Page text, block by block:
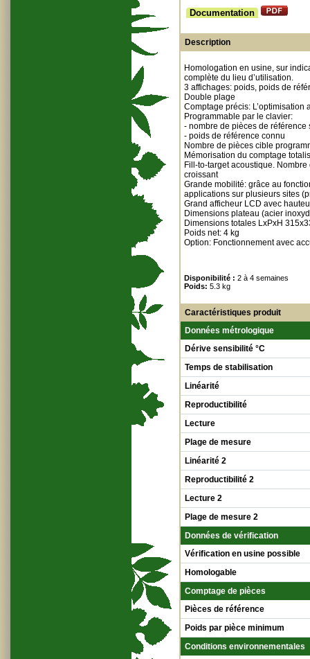
Documentation
Description
Homologation en usine, sur
complète du lieu d’utilisation.
3 affichages: poids, poids de
Double plage
Comptage précis:
Programmable par le clavier:
- nombre de pièces de référence
- poids de référence connu
Nombre de pièces cible
Mémorisation du comptage
Fill-to-target acoustique.
croissant
Grande mobilité: grâce au
applications sur plusieurs sites
Grand afficheur LCD avec
Dimensions plateau (acier
Dimensions totales LxPxH
Poids net: 4 kg
Option: Fonctionnement avec
Disponibilité : 2 à 4 semaines
Poids: 5.3 kg
Caractéristiques produit
Données métrologique
Dérive sensibilité °C
Temps de stabilisation
Linéarité
Reproductibilité
Lecture
Plage de mesure
Linéarité 2
Reproductibilité 2
Lecture 2
Plage de mesure 2
Données de vérification
Vérification en usine possible
Homologable
Comptage de pièces
Pièces de référence
Poids par pièce minimum
Conditions environnementales